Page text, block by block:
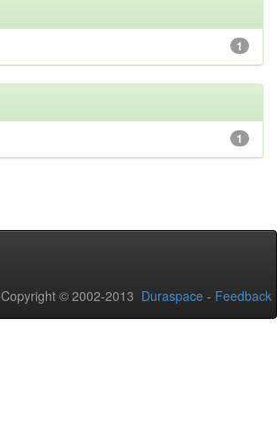
1
1
Copyright © 2002-2013 Duraspace - Feedback